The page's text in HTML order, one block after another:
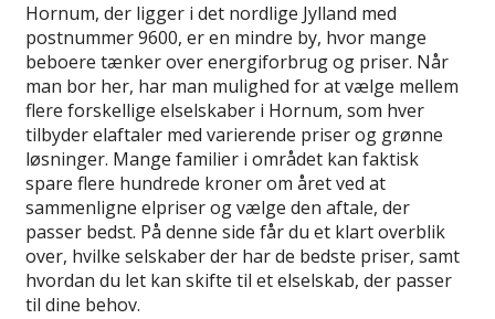
Hornum, der ligger i det nordlige Jylland med
postnummer 9600, er en mindre by, hvor mange
beboere tænker over energiforbrug og priser. Når
man bor her, har man mulighed for at vælge mellem
flere forskellige elselskaber i Hornum, som hver
tilbyder elaftaler med varierende priser og grønne
løsninger. Mange familier i området kan faktisk
spare flere hundrede kroner om året ved at
sammenligne elpriser og vælge den aftale, der
passer bedst. På denne side får du et klart overblik
over, hvilke selskaber der har de bedste priser, samt
hvordan du let kan skifte til et elselskab, der passer
til dine behov.